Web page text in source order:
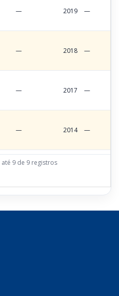
— 2019 —
— 2018 —
— 2017 —
— 2014 —
9 de 9 registros